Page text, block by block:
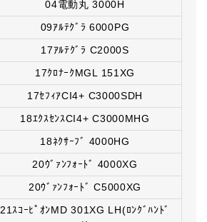
04電動丸 3000H
09ｱﾙﾃｸﾞﾗ 6000PG
17ｱﾙﾃｸﾞﾗ C2000S
17ｸﾛﾅｰｸMGL 151XG
17ｾﾌｨｱCI4+ C3000SDH
18ｴｸｽｾﾝｽCI4+ C3000MHG
18ﾈｸｻｰﾌﾞ 4000HG
20ｳﾞｧﾝﾌｫｰﾄﾞ 4000XG
20ｳﾞｧﾝﾌｫｰﾄﾞ C5000XG
21ｽｺｰﾋﾟｵﾝMD 301XG LH(ﾛﾝｸﾞﾊﾝﾄﾞ